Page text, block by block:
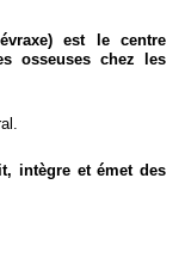
est le centre
osseuses chez les
intègre et émet des